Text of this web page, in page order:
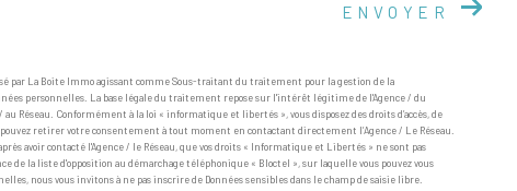
ENVOYER
La Boite Immo agissant comme Sous-traitant du traitement pour la gestion de la
personnelles. La base légale du traitement repose sur l'intérêt légitime de l'Agence / du
Réseau. Conformément à la loi « informatique et libertés », vous disposez des droits d’accès, de
retirer votre consentement à tout moment en contactant directement l’Agence / Le Réseau.
avoir contacté l'Agence / le Réseau, que vos droits « Informatique et Libertés » ne sont pas
de la liste d'opposition au démarchage téléphonique « Bloctel », sur laquelle vous pouvez vous
nous vous invitons à ne pas inscrire de Données sensibles dans le champ de saisie libre.